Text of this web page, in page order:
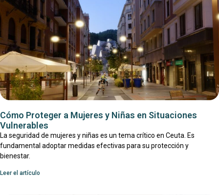
Cómo Proteger a Mujeres y Niñas en Situaciones
Vulnerables
La seguridad de mujeres y niñas es un tema crítico en Ceuta. Es
fundamental adoptar medidas efectivas para su protección y
bienestar.
Leer el artículo